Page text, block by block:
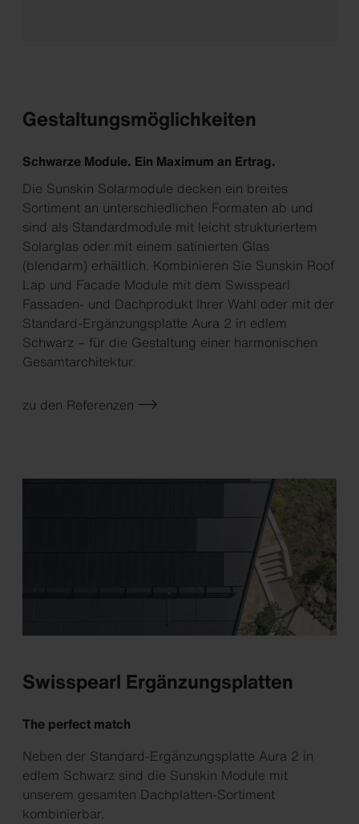
Gestaltungsmöglichkeiten
Schwarze Module. Ein Maximum an Ertrag.
Die Sunskin Solarmodule decken ein breites
Sortiment an unterschiedlichen Formaten ab und
sind als Standardmodule mit leicht strukturiertem
Solarglas oder mit einem satinierten Glas
(blendarm) erhältlich. Kombinieren Sie Sunskin Roof
Lap und Facade Module mit dem Swisspearl
Fassaden- und Dachprodukt Ihrer Wahl oder mit der
Standard-Ergänzungsplatte Aura 2 in edlem
Schwarz – für die Gestaltung einer harmonischen
Gesamtarchitektur.
zu den Referenzen
Swisspearl Ergänzungsplatten
The perfect match
Neben der Standard-Ergänzungsplatte Aura 2 in
edlem Schwarz sind die Sunskin Module mit
unserem gesamten Dachplatten-Sortiment
kombinierbar.